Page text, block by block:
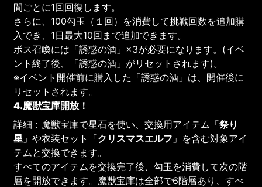
間ごとに1回回復します。
さらに、100勾玉（１回）を消費して挑戦回数を追加購
入でき、1日最大10回まで追加できます。
ボス召喚には「誘惑の酒」×3が必要になります。(イベ
ント終了後、「誘惑の酒」がリセットされます)。
※イベント開催前に購入した「誘惑の酒」は、開催後に
リセットされます。
4.魔獣宝庫開放！
詳細：魔獣宝庫で星石を使い、交換用アイテム「祭り
星 」や衣装セット「クリスマスエルフ 」を含む対象アイ
テムと交換できます。
すべてのアイテムを交換完了後、勾玉を消費して次の階
層を開放できます。魔獣宝庫は全部で6階層あり、すべ